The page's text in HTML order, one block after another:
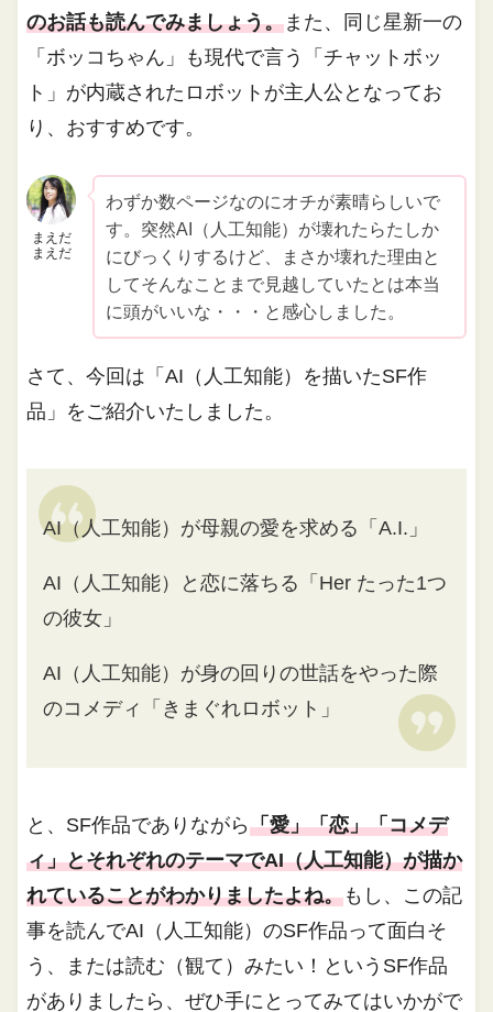
のお話も読んでみましょう。また、同じ星新一の
「ボッコちゃん」も現代で言う「チャットボッ
ト」が内蔵されたロボットが主人公となってお
り、おすすめです。
まえだ
まえだ
わずか数ページなのにオチが素晴らしいで
す。突然AI（人工知能）が壊れたらたしか
にびっくりするけど、まさか壊れた理由と
してそんなことまで見越していたとは本当
に頭がいいな・・・と感心しました。
さて、今回は「AI（人工知能）を描いたSF作
品」をご紹介いたしました。
AI（人工知能）が母親の愛を求める「A.I.」
AI（人工知能）と恋に落ちる「Her たった1つ
の彼女」
AI（人工知能）が身の回りの世話をやった際
のコメディ「きまぐれロボット」
と、SF作品でありながら「愛」「恋」「コメデ
ィ」とそれぞれのテーマでAI（人工知能）が描か
れていることがわかりましたよね。もし、この記
事を読んでAI（人工知能）のSF作品って面白そ
う、または読む（観て）みたい！というSF作品
がありましたら、ぜひ手にとってみてはいかがで